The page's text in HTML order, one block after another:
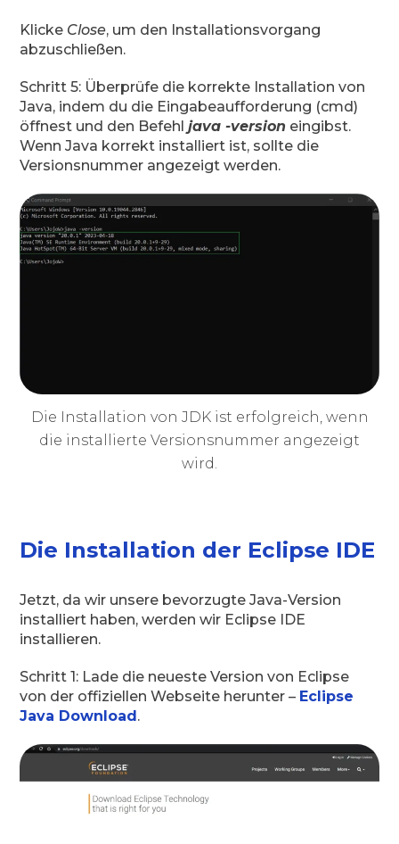
Klicke Close, um den Installationsvorgang
abzuschließen.
Schritt 5: Überprüfe die korrekte Installation von
Java, indem du die Eingabeaufforderung (cmd)
öffnest und den Befehljava -version eingibst.
Wenn Java korrekt installiert ist, sollte die
Versionsnummer angezeigt werden.
Die Installation von JDK ist erfolgreich, wenn
die installierte Versionsnummer angezeigt
wird.
Die Installation der Eclipse IDE
Jetzt, da wir unsere bevorzugte Java-Version
installiert haben, werden wir Eclipse IDE
installieren.
Schritt 1: Lade die neueste Version von Eclipse
von der offiziellen Webseite herunter – Eclipse
Java Download .